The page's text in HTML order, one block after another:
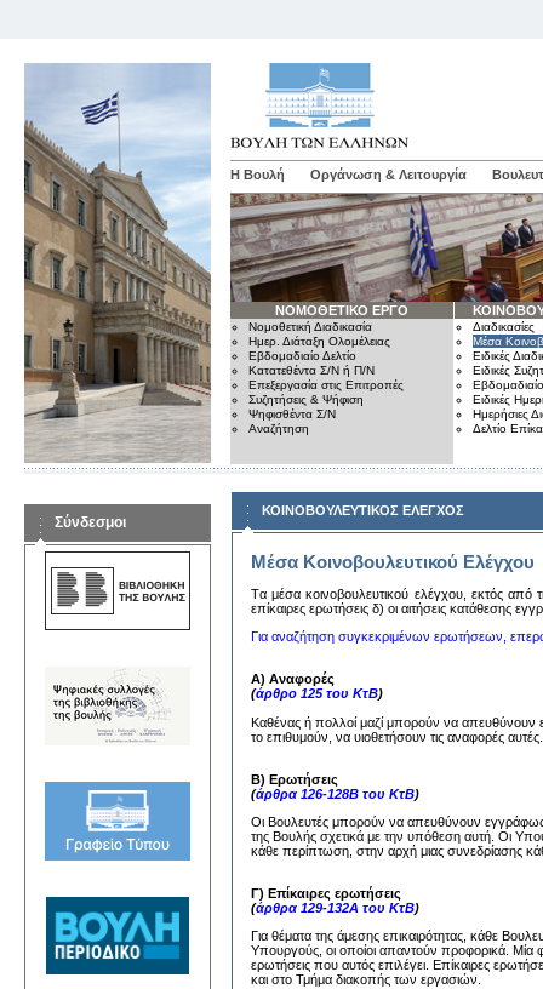
Η Βουλή Οργάνωση & Λειτουργία
ΝΟΜΟΘΕΤΙΚΟ ΕΡΓΟ
Νομοθετική Διαδικασία
Ημερ. Διάταξη Ολομέλειας
Εβδομαδιαίο Δελτίο
Κατατεθέντα Σ/Ν ή Π/Ν
Επεξεργασία στις Επιτροπές
Συζητήσεις & Ψήφιση
Ψηφισθέντα Σ/Ν
Αναζήτηση
Διαδικασίες
Μέσα
Ειδικές
Ειδικές
Εβδομαδιαίο
Ειδικές
Ημερήσιες
Δελτίο
Σύνδεσμοι
ΚΟΙΝΟΒΟΥΛΕΥΤΙΚΟΣ ΕΛΕΓΧΟΣ
Μέσα Κοινοβουλευτικού Ελέγχου
Tα μέσα κoινoβoυλευτικoύ ελέγχoυ, εκτός από
επίκαιρες ερωτήσεις δ) oι αιτήσεις κατάθεσης
Για αναζήτηση συγκεκριμένων ερωτήσεων,
Α) Αναφορές
(άρθρο 125 του ΚτΒ)
Καθένας ή πολλοί μαζί μπορούν να
το επιθυμούν, να υιοθετήσουν τις αναφορές
Β) Ερωτήσεις
(άρθρα 126-128Β του ΚτΒ)
Οι Βουλευτές μπορούν να απευθύνουν
της Βουλής σχετικά με την υπόθεση αυτή. Οι
κάθε περίπτωση, στην αρχή μιας συνεδρίασης
Γ) Επίκαιρες ερωτήσεις
(άρθρα 129-132Α του ΚτΒ)
Για θέματα της άμεσης επικαιρότητας, κάθε
Υπουργούς, οι οποίοι απαντούν προφορικά. Μία
ερωτήσεις που αυτός επιλέγει. Επίκαιρες
και στο Τμήμα διακοπής των εργασιών.